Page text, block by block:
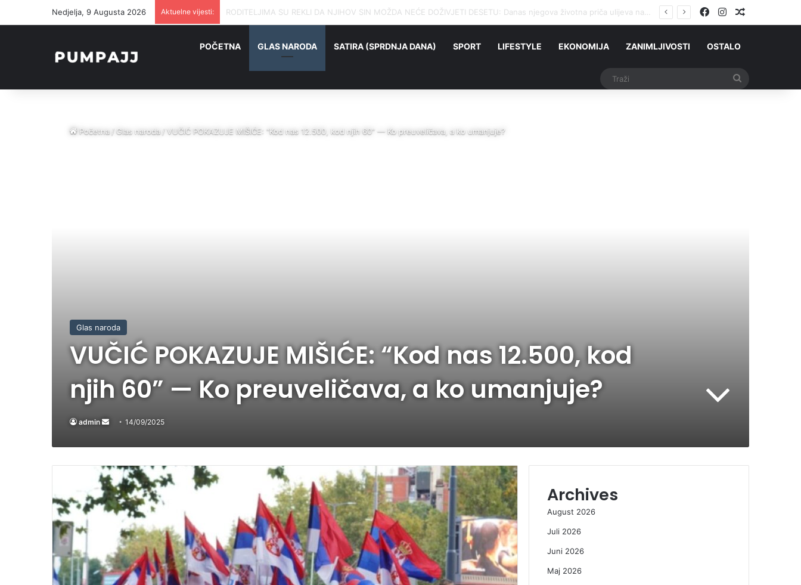
Nedjelja, 9 Augusta 2026 Aktuelne vijesti: FacebookInstagram
POČETNA GLAS NARODA SATIRA (SPRDNJA DANA) SPORT LIFESTYLE EKONOMIJA ZANIMLJIVOSTI OSTALO
Početna/Glas naroda/VUČIĆ POKAZUJE MIŠIĆE: “Kod nas 12.500, kod njih 60” — Ko preuveličava, a ko umanjuje?
Glas naroda
VUČIĆ POKAZUJE MIŠIĆE: “Kod nas 12.500, kod
njih 60” — Ko preuveličava, a ko umanjuje?
admin
Send14/09/2025
Archives
August 2026
Juli 2026
Juni 2026
Maj 2026